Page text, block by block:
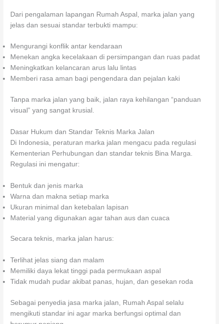
Dari pengalaman lapangan Rumah Aspal, marka jalan yang
jelas dan sesuai standar terbukti mampu:
Mengurangi konflik antar kendaraan
Menekan angka kecelakaan di persimpangan dan ruas padat
Meningkatkan kelancaran arus lalu lintas
Memberi rasa aman bagi pengendara dan pejalan kaki
Tanpa marka jalan yang baik, jalan raya kehilangan “panduan
visual” yang sangat krusial.
Dasar Hukum dan Standar Teknis Marka Jalan
Di Indonesia, peraturan marka jalan mengacu pada regulasi
Kementerian Perhubungan dan standar teknis Bina Marga.
Regulasi ini mengatur:
Bentuk dan jenis marka
Warna dan makna setiap marka
Ukuran minimal dan ketebalan lapisan
Material yang digunakan agar tahan aus dan cuaca
Secara teknis, marka jalan harus:
Terlihat jelas siang dan malam
Memiliki daya lekat tinggi pada permukaan aspal
Tidak mudah pudar akibat panas, hujan, dan gesekan roda
Sebagai penyedia jasa marka jalan, Rumah Aspal selalu
mengikuti standar ini agar marka berfungsi optimal dan